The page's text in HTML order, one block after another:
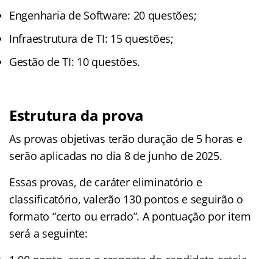
Engenharia de Software: 20 questões;
Infraestrutura de TI: 15 questões;
Gestão de TI: 10 questões.
Estrutura da prova
As provas objetivas terão duração de 5 horas e
serão aplicadas no dia 8 de junho de 2025.
Essas provas, de caráter eliminatório e
classificatório, valerão 130 pontos e seguirão o
formato “certo ou errado”. A pontuação por item
será a seguinte: